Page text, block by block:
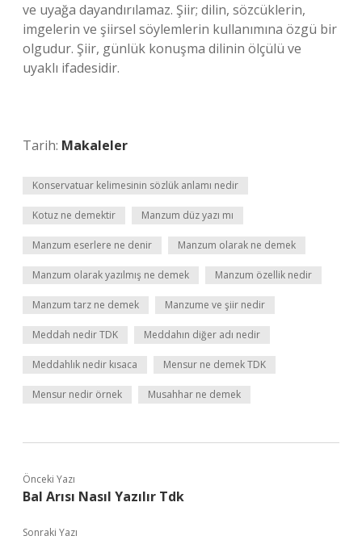
ve uyağa dayandırılamaz. Şiir; dilin, sözcüklerin,
imgelerin ve şiirsel söylemlerin kullanımına özgü bir
olgudur. Şiir, günlük konuşma dilinin ölçülü ve
uyaklı ifadesidir.
Tarih: Makaleler
Konservatuar kelimesinin sözlük anlamı nedir
Kotuz ne demektir Manzum düz yazı mı
Manzum eserlere ne denir Manzum olarak ne demek
Manzum olarak yazılmış ne demek Manzum özellik nedir
Manzum tarz ne demek Manzume ve şiir nedir
Meddah nedir TDK Meddahın diğer adı nedir
Meddahlık nedir kısaca Mensur ne demek TDK
Mensur nedir örnek Musahhar ne demek
Önceki Yazı
Bal Arısı Nasıl Yazılır Tdk
Sonraki Yazı